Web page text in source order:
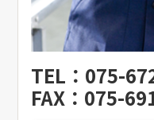
TEL：075-
FAX：075-